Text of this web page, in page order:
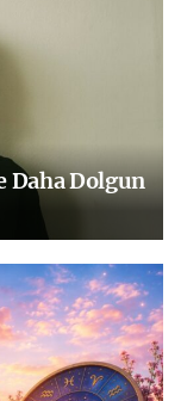
Daha Dolgun